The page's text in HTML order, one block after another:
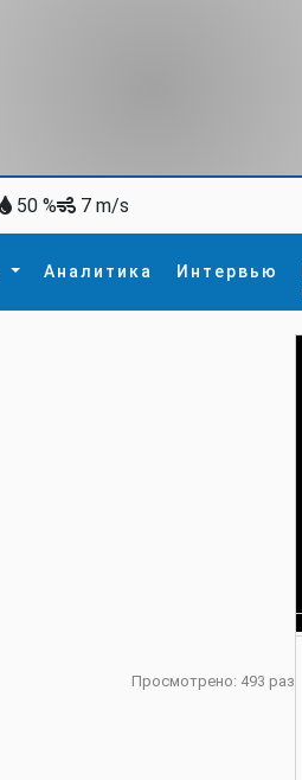
50 % 7 m/s
Аналитика Интервью
Просмотрено: 493 раз